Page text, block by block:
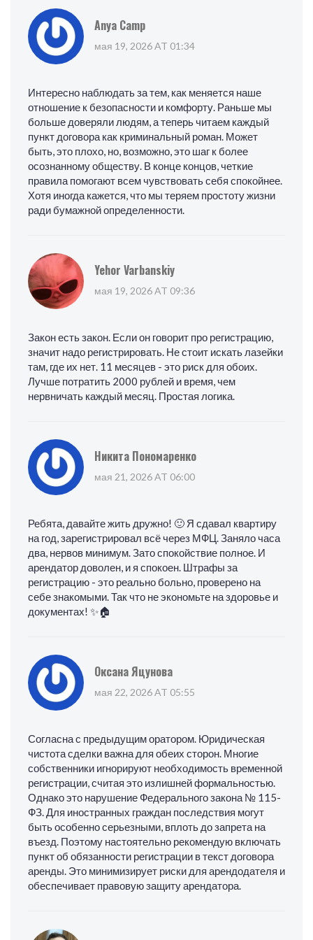
Anya Camp
мая 19, 2026 AT 01:34
Интересно наблюдать за тем, как меняется наше
отношение к безопасности и комфорту. Раньше мы
больше доверяли людям, а теперь читаем каждый
пункт договора как криминальный роман. Может
быть, это плохо, но, возможно, это шаг к более
осознанному обществу. В конце концов, четкие
правила помогают всем чувствовать себя спокойнее.
Хотя иногда кажется, что мы теряем простоту жизни
ради бумажной определенности.
Yehor Varbanskiy
мая 19, 2026 AT 09:36
Закон есть закон. Если он говорит про регистрацию,
значит надо регистрировать. Не стоит искать лазейки
там, где их нет. 11 месяцев - это риск для обоих.
Лучше потратить 2000 рублей и время, чем
нервничать каждый месяц. Простая логика.
Никита Пономаренко
мая 21, 2026 AT 06:00
Ребята, давайте жить дружно! 🙂 Я сдавал квартиру
на год, зарегистрировал всё через МФЦ. Заняло часа
два, нервов минимум. Зато спокойствие полное. И
арендатор доволен, и я спокоен. Штрафы за
регистрацию - это реально больно, проверено на
себе знакомыми. Так что не экономьте на здоровье и
документах! ✨🏠
Оксана Яцунова
мая 22, 2026 AT 05:55
Согласна с предыдущим оратором. Юридическая
чистота сделки важна для обеих сторон. Многие
собственники игнорируют необходимость временной
регистрации, считая это излишней формальностью.
Однако это нарушение Федерального закона № 115-
ФЗ. Для иностранных граждан последствия могут
быть особенно серьезными, вплоть до запрета на
въезд. Поэтому настоятельно рекомендую включать
пункт об обязанности регистрации в текст договора
аренды. Это минимизирует риски для арендодателя и
обеспечивает правовую защиту арендатора.